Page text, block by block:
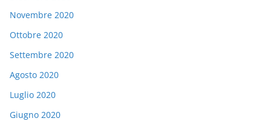
Novembre 2020
Ottobre 2020
Settembre 2020
Agosto 2020
Luglio 2020
Giugno 2020